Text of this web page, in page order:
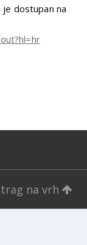
dostupan na
na vrh